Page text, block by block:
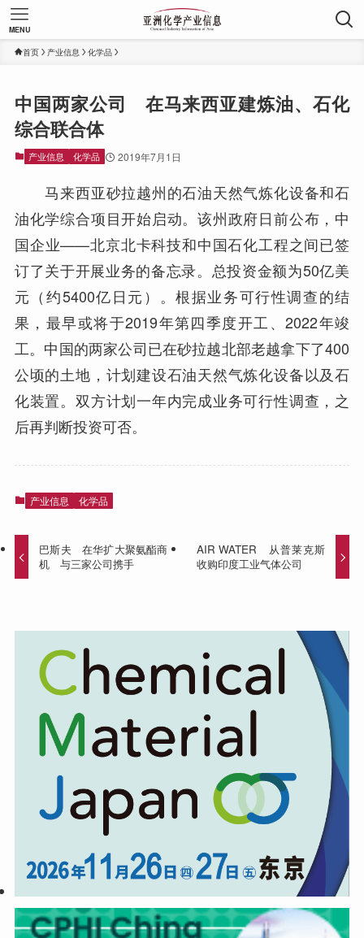
MENU
首页 产业信息 化学品
中国两家公司 在马来西亚建炼油、石化
综合联合体
产业信息 化学品 2019年7月1日
马来西亚砂拉越州的石油天然气炼化设备和石
油化学综合项目开始启动。该州政府日前公布，中
国企业——北京北卡科技和中国石化工程之间已签
订了关于开展业务的备忘录。总投资金额为50亿美
元（约5400亿日元）。根据业务可行性调查的结
果，最早或将于2019年第四季度开工、2022年竣
工。中国的两家公司已在砂拉越北部老越拿下了400
公顷的土地，计划建设石油天然气炼化设备以及石
化装置。双方计划一年内完成业务可行性调查，之
后再判断投资可否。
产业信息 化学品
巴斯夫 在华扩大聚氨酯商
机 与三家公司携手
AIR WATER 从普莱克斯
收购印度工业气体公司